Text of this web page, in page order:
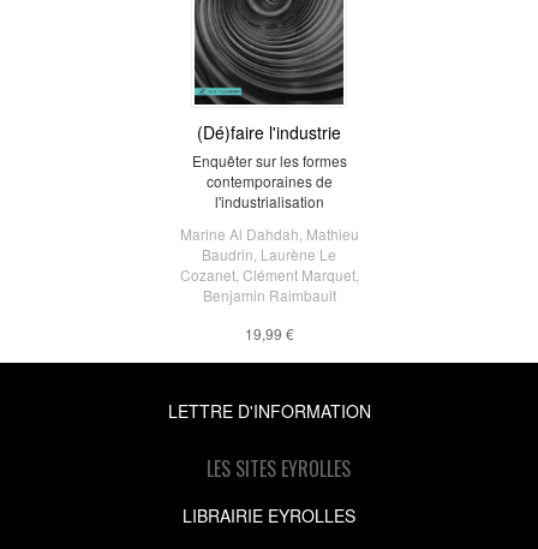
(Dé)faire l'industrie
Enquêter sur les formes
contemporaines de
l'industrialisation
Marine Al Dahdah Mathieu
Baudrin Laurène Le
Cozanet, Clément Marquet,
Benjamin Raimbault
19,99 €
LETTRE D'INFORMATION
LES SITES EYROLLES
LIBRAIRIE EYROLLES